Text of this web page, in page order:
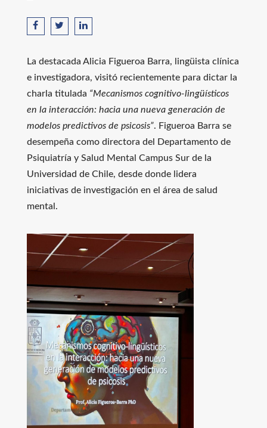
La destacada Alicia Figueroa Barra, lingüista clínica
e investigadora, visitó recientemente para dictar la
charla titulada “Mecanismos cognitivo-lingüísticos
en la interacción: hacia una nueva generación de
modelos predictivos de psicosis”. Figueroa Barra se
desempeña como directora del Departamento de
Psiquiatría y Salud Mental Campus Sur de la
Universidad de Chile, desde donde lidera
iniciativas de investigación en el área de salud
mental.